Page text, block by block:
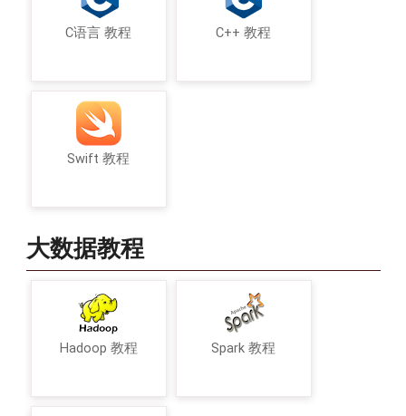
C语言 教程 C++ 教程
Swift 教程
大数据教程
Hadoop 教程 Spark 教程